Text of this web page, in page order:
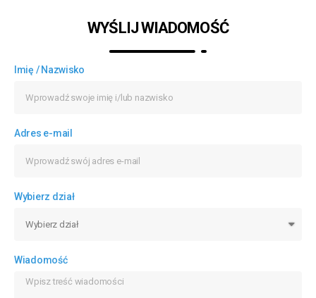
WYŚLIJ WIADOMOŚĆ
Imię / Nazwisko
Adres e-mail
Wybierz dział
Wiadomość